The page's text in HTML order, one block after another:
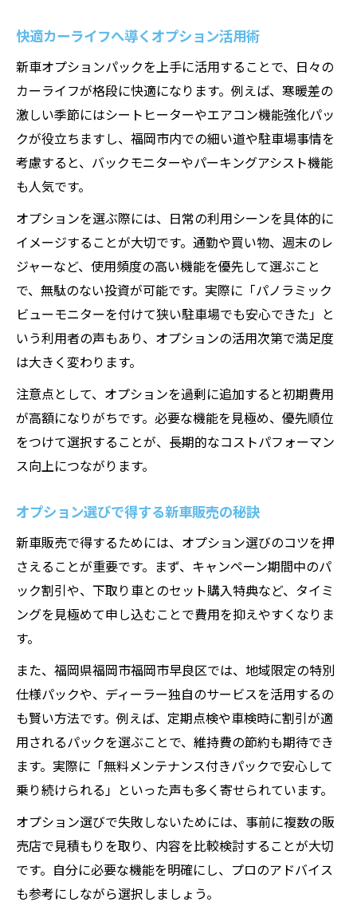
快適カーライフへ導くオプション活用術
新車オプションパックを上手に活用することで、日々の
カーライフが格段に快適になります。例えば、寒暖差の
激しい季節にはシートヒーターやエアコン機能強化パッ
クが役立ちますし、福岡市内での細い道や駐車場事情を
考慮すると、バックモニターやパーキングアシスト機能
も人気です。
オプションを選ぶ際には、日常の利用シーンを具体的に
イメージすることが大切です。通勤や買い物、週末のレ
ジャーなど、使用頻度の高い機能を優先して選ぶこと
で、無駄のない投資が可能です。実際に「パノラミック
ビューモニターを付けて狭い駐車場でも安心できた」と
いう利用者の声もあり、オプションの活用次第で満足度
は大きく変わります。
注意点として、オプションを過剰に追加すると初期費用
が高額になりがちです。必要な機能を見極め、優先順位
をつけて選択することが、長期的なコストパフォーマン
ス向上につながります。
オプション選びで得する新車販売の秘訣
新車販売で得するためには、オプション選びのコツを押
さえることが重要です。まず、キャンペーン期間中のパ
ック割引や、下取り車とのセット購入特典など、タイミ
ングを見極めて申し込むことで費用を抑えやすくなりま
す。
また、福岡県福岡市福岡市早良区では、地域限定の特別
仕様パックや、ディーラー独自のサービスを活用するの
も賢い方法です。例えば、定期点検や車検時に割引が適
用されるパックを選ぶことで、維持費の節約も期待でき
ます。実際に「無料メンテナンス付きパックで安心して
乗り続けられる」といった声も多く寄せられています。
オプション選びで失敗しないためには、事前に複数の販
売店で見積もりを取り、内容を比較検討することが大切
です。自分に必要な機能を明確にし、プロのアドバイス
も参考にしながら選択しましょう。